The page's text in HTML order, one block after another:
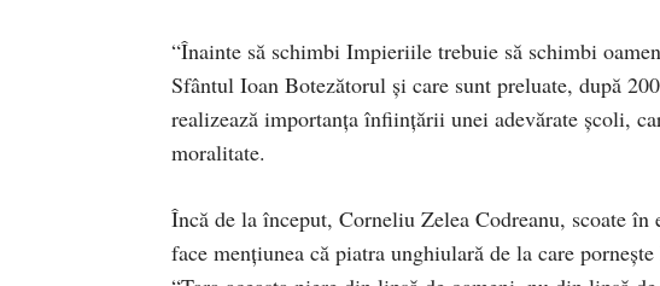
“Înainte să schimbi Impieriile trebuie să schimbi
Sfântul Ioan Botezătorul şi care sunt preluate, după
realizează importanţa înfiinţării unei adevărate şcoli,
moralitate.
Încă de la început, Corneliu Zelea Codreanu, scoate
face menţiunea că piatra unghiulară de la care